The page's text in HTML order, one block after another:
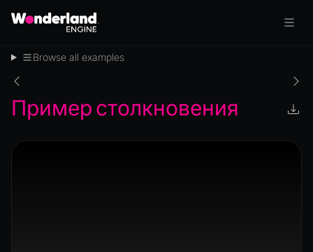
Browse all examples
Пример столкновения